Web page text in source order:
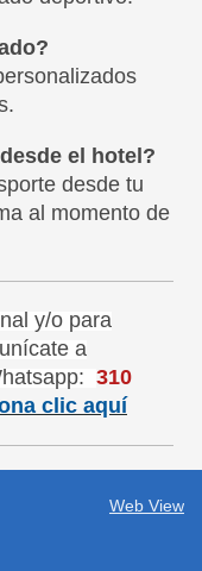
el hotel?
desde tu
al momento de
y/o para
a
310
clic aquí
Web View